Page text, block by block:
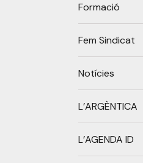
Formació
Fem Sindicat
Notícies
L’ARGÈNTICA
L’AGENDA ID